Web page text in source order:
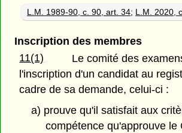
L.M. 1989-90, c. 90, art. 34; L.M. 2020,
Inscription des membres
11(1)
Le comité des
l'inscription d'un candidat au
cadre de sa demande, celui-ci :
a) prouve qu'il satisfait aux
compétence qu'approuve le